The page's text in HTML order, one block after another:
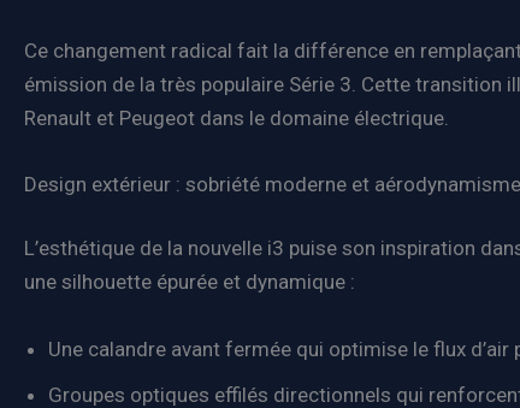
Ce changement radical fait la différence en
émission de la très populaire Série 3. Cette transition
Renault et Peugeot dans le domaine électrique.
Design extérieur : sobriété moderne et
L’esthétique de la nouvelle i3 puise son inspiration
une silhouette épurée et dynamique :
Une calandre avant fermée qui optimise le flux
Groupes optiques effilés directionnels qui